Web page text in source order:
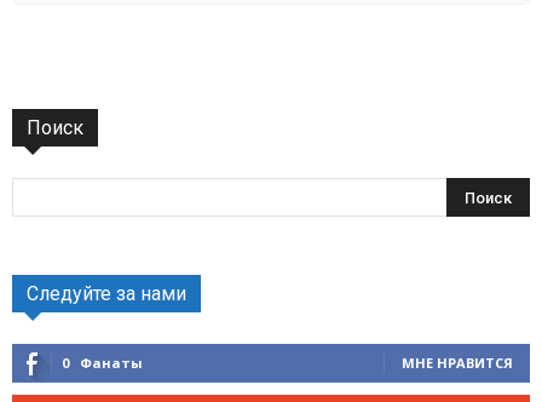
Поиск
Следуйте за нами
0 Фанаты МНЕ НРАВИТСЯ